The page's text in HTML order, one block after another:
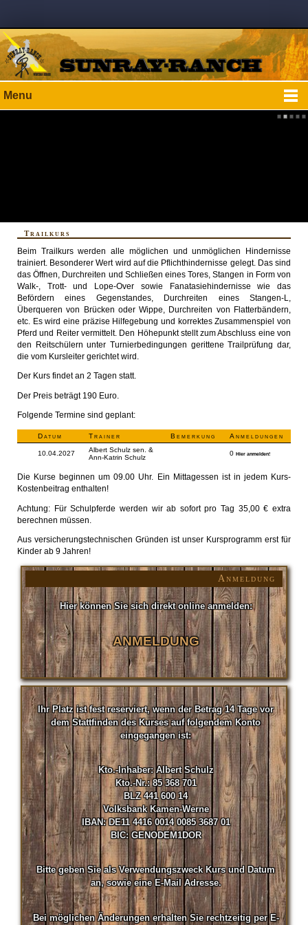
Menu
Trailkurs
Beim Trailkurs werden alle möglichen und unmöglichen Hindernisse
trainiert. Besonderer Wert wird auf die Pflichthindernisse gelegt. Das sind
das Öffnen, Durchreiten und Schließen eines Tores, Stangen in Form von
Walk-, Trott- und Lope-Over sowie Fanatasiehindernisse wie das
Befördern eines Gegenstandes, Durchreiten eines Stangen-L,
Überqueren von Brücken oder Wippe, Durchreiten von Flatterbändern,
etc. Es wird eine präzise Hilfegebung und korrektes Zusammenspiel von
Pferd und Reiter vermittelt. Den Höhepunkt stellt zum Abschluss eine von
den Reitschülern unter Turnierbedingungen gerittene Trailprüfung dar,
die vom Kursleiter gerichtet wird.
Der Kurs findet an 2 Tagen statt.
Der Preis beträgt 190 Euro.
Folgende Termine sind geplant:
Datum Trainer Bemerkung Anmeldungen
10.04.2027
Albert Schulz sen. &
Ann-Katrin Schulz
0 Hier anmelden!
Die Kurse beginnen um 09.00 Uhr. Ein Mittagessen ist in jedem Kurs-
Kostenbeitrag enthalten!
Achtung: Für Schulpferde werden wir ab sofort pro Tag 35,00 € extra
berechnen müssen.
Aus versicherungstechnischen Gründen ist unser Kursprogramm erst für
Kinder ab 9 Jahren!
Anmeldung
Hier können Sie sich direkt online anmelden:
ANMELDUNG
Ihr Platz ist fest reserviert, wenn der Betrag 14 Tage vor
dem Stattfinden des Kurses auf folgendem Konto
eingegangen ist:
Kto.-Inhaber: Albert Schulz
Kto.-Nr.: 85 368 701
BLZ 441 600 14
Volksbank Kamen-Werne
IBAN: DE11 4416 0014 0085 3687 01
BIC: GENODEM1DOR
Bitte geben Sie als Verwendungszweck Kurs und Datum
an, sowie eine E-Mail Adresse.
Bei möglichen Änderungen erhalten Sie rechtzeitig per E-